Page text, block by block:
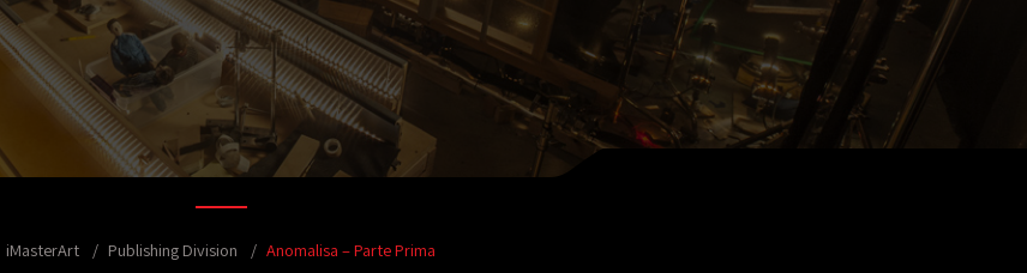
iMasterArt Publishing Division Anomalisa – Parte Prima